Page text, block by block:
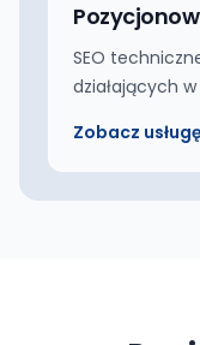
SEO
działających w
Zobacz